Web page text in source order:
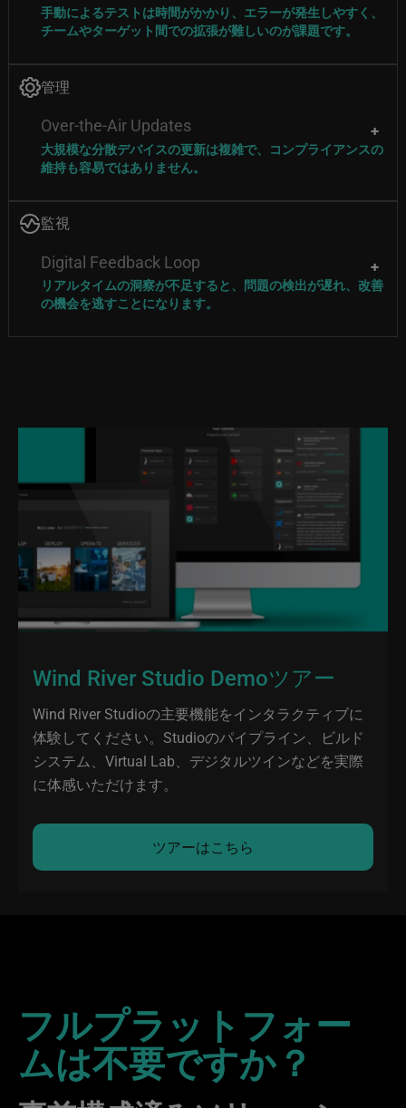
手動によるテストは時間がかかり、エラーが発生しやすく、
チームやターゲット間での拡張が難しいのが課題です。
Image
管理
Over-the-Air Updates
大規模な分散デバイスの更新は複雑で、コンプライアンスの
維持も容易ではありません。
Image
監視
Digital Feedback Loop
リアルタイムの洞察が不足すると、問題の検出が遅れ、改善
の機会を逃すことになります。
Wind River Studio Demoツアー
Wind River Studioの主要機能をインタラクティブに
体験してください。Studioのパイプライン、ビルド
システム、Virtual Lab、デジタルツインなどを実際
に体感いただけます。
ツアーはこちら
フルプラットフォー
ムは不要ですか？